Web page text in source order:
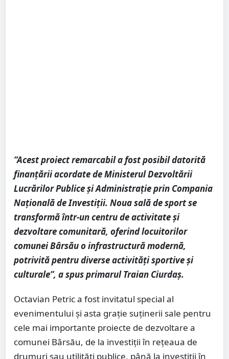
”Acest proiect remarcabil a fost posibil datorită
finanțării acordate de Ministerul Dezvoltării
Lucrărilor Publice și Administrație prin Compania
Națională de Investiții. Noua sală de sport se
transformă într-un centru de activitate și
dezvoltare comunitară, oferind locuitorilor
comunei Bârsău o infrastructură modernă,
potrivită pentru diverse activități sportive și
culturale”, a spus primarul Traian Ciurdaș.
Octavian Petric a fost invitatul special al
evenimentului și asta grație suținerii sale pentru
cele mai importante proiecte de dezvoltare a
comunei Bârsău, de la investiții în rețeaua de
drumuri sau utilități publice, până la investiții în